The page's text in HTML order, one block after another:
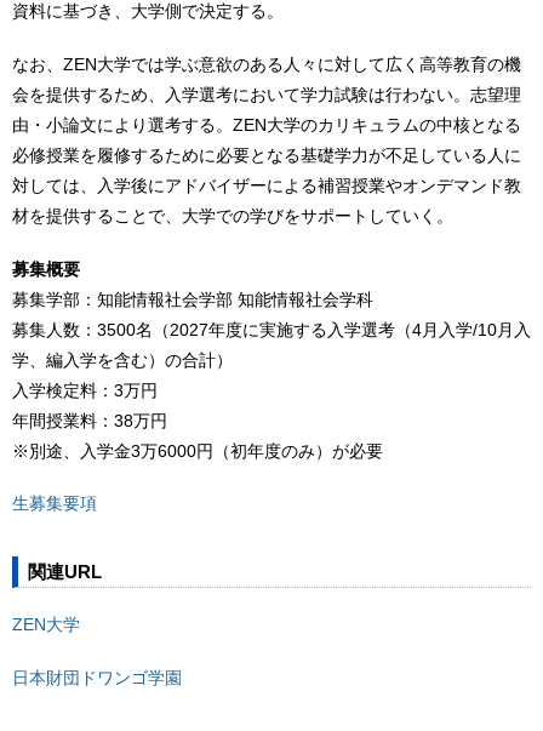
資料に基づき、大学側で決定する。
なお、ZEN大学では学ぶ意欲のある人々に対して広く高等教育の機
会を提供するため、入学選考において学力試験は行わない。志望理
由・小論文により選考する。ZEN大学のカリキュラムの中核となる
必修授業を履修するために必要となる基礎学力が不足している人に
対しては、入学後にアドバイザーによる補習授業やオンデマンド教
材を提供することで、大学での学びをサポートしていく。
募集概要
募集学部：知能情報社会学部 知能情報社会学科
募集人数：3500名（2027年度に実施する入学選考（4月入学/10月入
学、編入学を含む）の合計）
入学検定料：3万円
年間授業料：38万円
※別途、入学金3万6000円（初年度のみ）が必要
生募集要項
関連URL
ZEN大学
日本財団ドワンゴ学園